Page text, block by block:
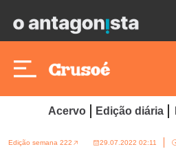
Acervo Edição diária
Edição semana 222 29.07.2022 02:11